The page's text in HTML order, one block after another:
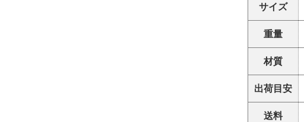
サイズ
重量
材質
出荷目安
送料